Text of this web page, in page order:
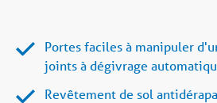
Portes faciles à manipuler
joints à dégivrage
Revêtement de sol